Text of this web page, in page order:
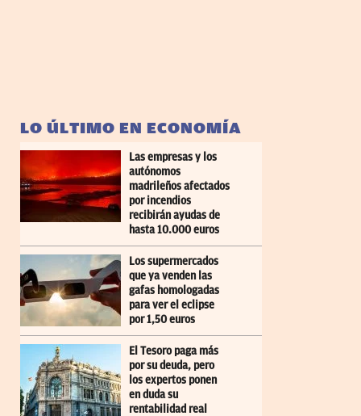
LO ÚLTIMO EN ECONOMÍA
Las empresas y los
autónomos
madrileños afectados
por incendios
recibirán ayudas de
hasta 10.000 euros
Los supermercados
que ya venden las
gafas homologadas
para ver el eclipse
por 1,50 euros
El Tesoro paga más
por su deuda, pero
los expertos ponen
en duda su
rentabilidad real